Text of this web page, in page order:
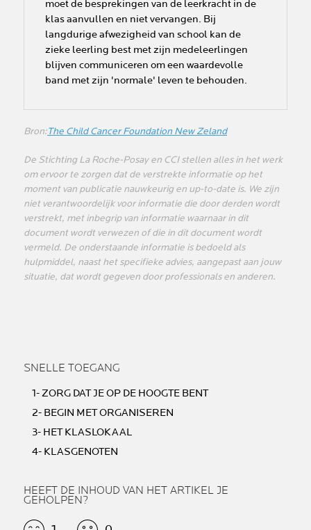
moet de besprekingen van de leerkracht in de
klas aanvullen en niet vervangen. Bij
langdurige afwezigheid van school kan de
zieke leerling best met zijn medeleerlingen
blijven communiceren om een waardevolle
band met zijn 'normale' leven te behouden.
Bron:The Child Cancer Foundation New Zeland
De Stichting La Roche-Posay en CCI stellen alles in het werk
om ervoor te zorgen dat de verstrekte informatie op het
moment van publicatie nauwkeurig en up-to-date is. We zijn
niet verantwoordelijk voor informatie die door derden wordt
verstrekt, met inbegrip van informatie waarnaar in dit
document wordt verwezen of die in dit document wordt
vermeld. De onderstaande informatie is bedoeld als
hulpmiddel, naast het specifieke advies, aangepast aan jouw
situatie, dat wordt gegeven door professionals en anderen.
SNELLE TOEGANG
1- ZORG DAT JE OP DE HOOGTE BENT
2- BEGIN MET ORGANISEREN
3- HET KLASLOKAAL
4- KLASGENOTEN
HEEFT DE INHOUD VAN HET ARTIKEL JE
GEHOLPEN?